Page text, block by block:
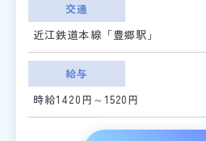
交通
近江鉄道本線「豊郷駅」
給与
時給1420円～1520円